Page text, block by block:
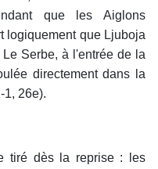
que les Aiglons
logiquement que Ljuboja
Serbe, à l'entrée de la
directement dans la
1, 26e).
tiré dès la reprise : les